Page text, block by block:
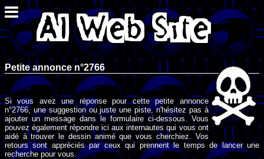
Petite annonce n°2766
Si vous avez une réponse pour cette petite annonce
n°2766, une suggestion ou juste une piste, n'hésitez pas à
ajouter un message dans le formulaire ci-dessous. Vous
pouvez également répondre ici aux internautes qui vous ont
aidé à trouver le dessin animé que vous cherchiez. Vos
retours sont appréciés par ceux qui prennent le temps de lancer une
recherche pour vous.